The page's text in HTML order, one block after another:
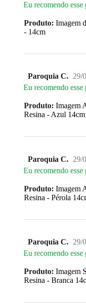
Eu recomendo esse
Produto: Imagem
- 14cm
Paroquia C. 29/
Eu recomendo esse
Produto: Imagem
Resina - Azul 14cm
Paroquia C. 29/
Eu recomendo esse
Produto: Imagem
Resina - Pérola
Paroquia C. 29/
Eu recomendo esse
Produto: Imagem
Resina - Branca